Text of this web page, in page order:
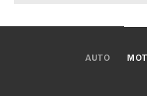
AUTO